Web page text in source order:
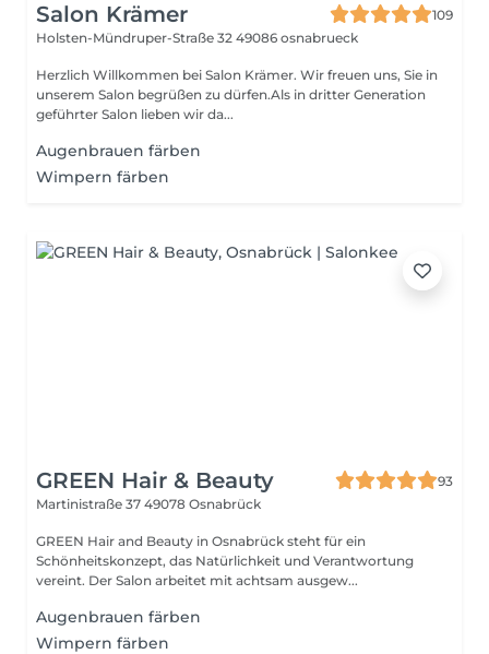
Salon Krämer
109
Holsten-Mündruper-Straße 32 49086 osnabrueck
Herzlich Willkommen bei Salon Krämer. Wir freuen uns, Sie in
unserem Salon begrüßen zu dürfen.Als in dritter Generation
geführter Salon lieben wir da...
Augenbrauen färben
Wimpern färben
GREEN Hair & Beauty
93
Martinistraße 37 49078 Osnabrück
GREEN Hair and Beauty in Osnabrück steht für ein
Schönheitskonzept, das Natürlichkeit und Verantwortung
vereint. Der Salon arbeitet mit achtsam ausgew...
Augenbrauen färben
Wimpern färben